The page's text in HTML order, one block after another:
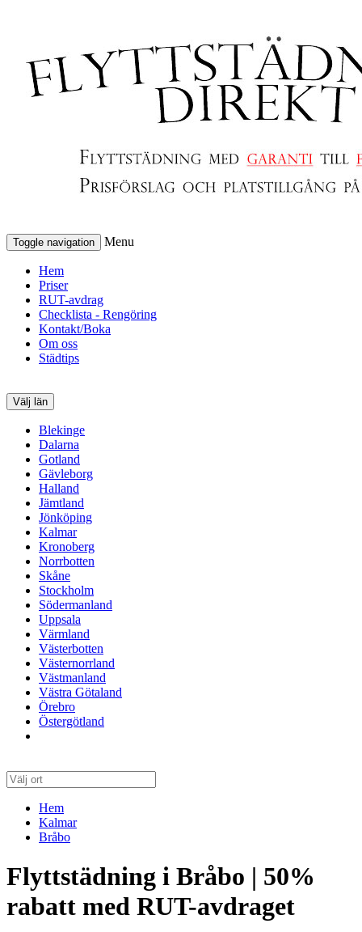
Toggle navigation Menu
Hem
Priser
RUT-avdrag
Checklista - Rengöring
Kontakt/Boka
Om oss
Städtips
Välj län
Blekinge
Dalarna
Gotland
Gävleborg
Halland
Jämtland
Jönköping
Kalmar
Kronoberg
Norrbotten
Skåne
Stockholm
Södermanland
Uppsala
Värmland
Västerbotten
Västernorrland
Västmanland
Västra Götaland
Örebro
Östergötland
Hem
Kalmar
Bråbo
Flyttstädning i Bråbo | 50%
rabatt med RUT-avdraget